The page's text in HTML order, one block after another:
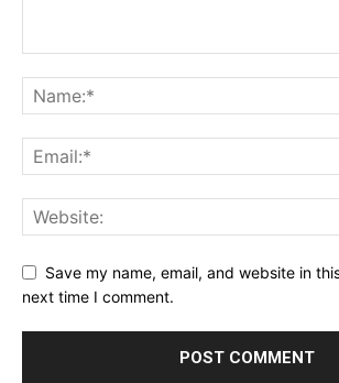
Save my name, email, and website in
next time I comment.